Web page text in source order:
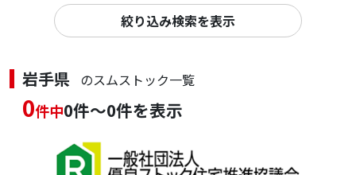
絞り込み検索を表示
岩手県 のスムストック一覧
0件中0件～0件を表示